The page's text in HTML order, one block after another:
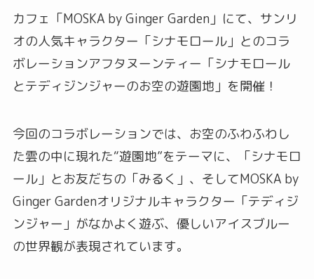
カフェ「MOSKA by Ginger Garden」にて、サンリ
オの人気キャラクター「シナモロール」とのコラ
ボレーションアフタヌーンティー「シナモロール
とテディジンジャーのお空の遊園地」を開催！
今回のコラボレーションでは、お空のふわふわし
た雲の中に現れた“遊園地”をテーマに、「シナモロ
ール」とお友だちの「みるく」、そしてMOSKA by
Ginger Gardenオリジナルキャラクター「テディジ
ンジャー」がなかよく遊ぶ、優しいアイスブルー
の世界観が表現されています。